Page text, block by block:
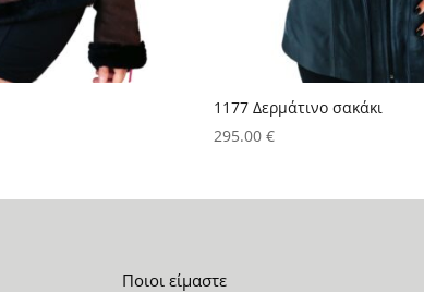
1177 Δερμάτινο σακάκι
295.00€
Ποιοι είμαστε